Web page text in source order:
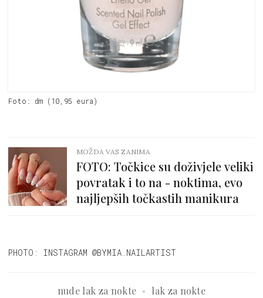
Foto: dm (10,95 eura)
MOŽDA VAS ZANIMA
FOTO: Točkice su doživjele veliki
povratak i to na - noktima, evo
najljepših točkastih manikura
PHOTO: INSTAGRAM @BYMIA.NAILARTIST
nude lak za nokte
lak za nokte